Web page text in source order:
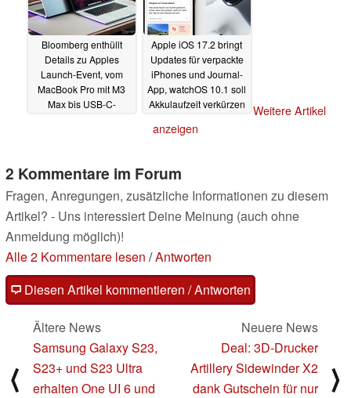
Bloomberg enthüllt
Details zu Apples
Launch-Event, vom
MacBook Pro mit M3
Max bis USB-C-
Apple iOS 17.2 bringt
Updates für verpackte
iPhones und Journal-
App, watchOS 10.1 soll
Akkulaufzeit verkürzen
Weitere Artikel
anzeigen
2 Kommentare im Forum
Fragen, Anregungen, zusätzliche Informationen zu diesem
Artikel? - Uns interessiert Deine Meinung (auch ohne
Anmeldung möglich)!
Alle 2 Kommentare lesen /Antworten
Diesen Artikel kommentieren / Antworten
⟨
Ältere News
Samsung Galaxy S23,
S23+ und S23 Ultra
erhalten One UI 6 und
Neuere News
Deal: 3D-Drucker
Artillery Sidewinder X2
dank Gutschein für nur
⟩